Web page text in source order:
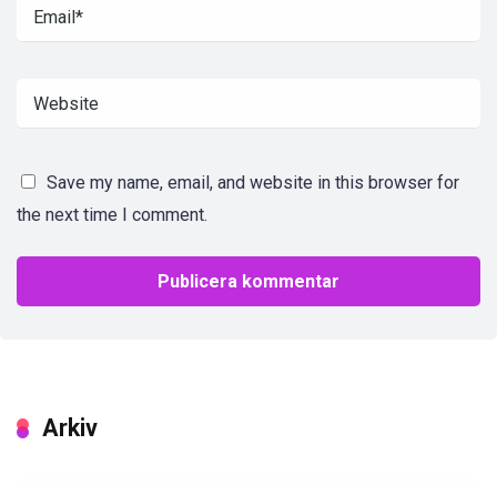
Save my name, email, and website in this browser for
the next time I comment.
Arkiv